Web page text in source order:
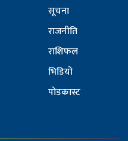
सूचना
राजनीति
राशिफल
भिडियो
पोडकास्ट